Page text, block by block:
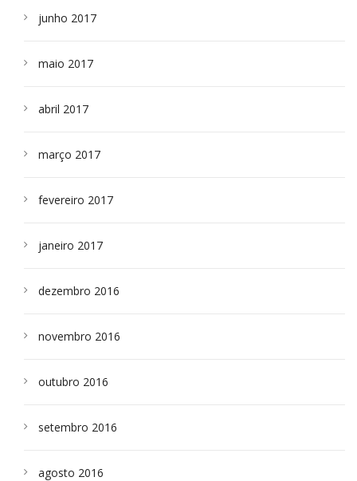
junho 2017
maio 2017
abril 2017
março 2017
fevereiro 2017
janeiro 2017
dezembro 2016
novembro 2016
outubro 2016
setembro 2016
agosto 2016